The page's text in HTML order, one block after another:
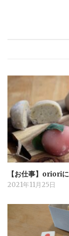
【お仕事】oriori
2021年11月25日